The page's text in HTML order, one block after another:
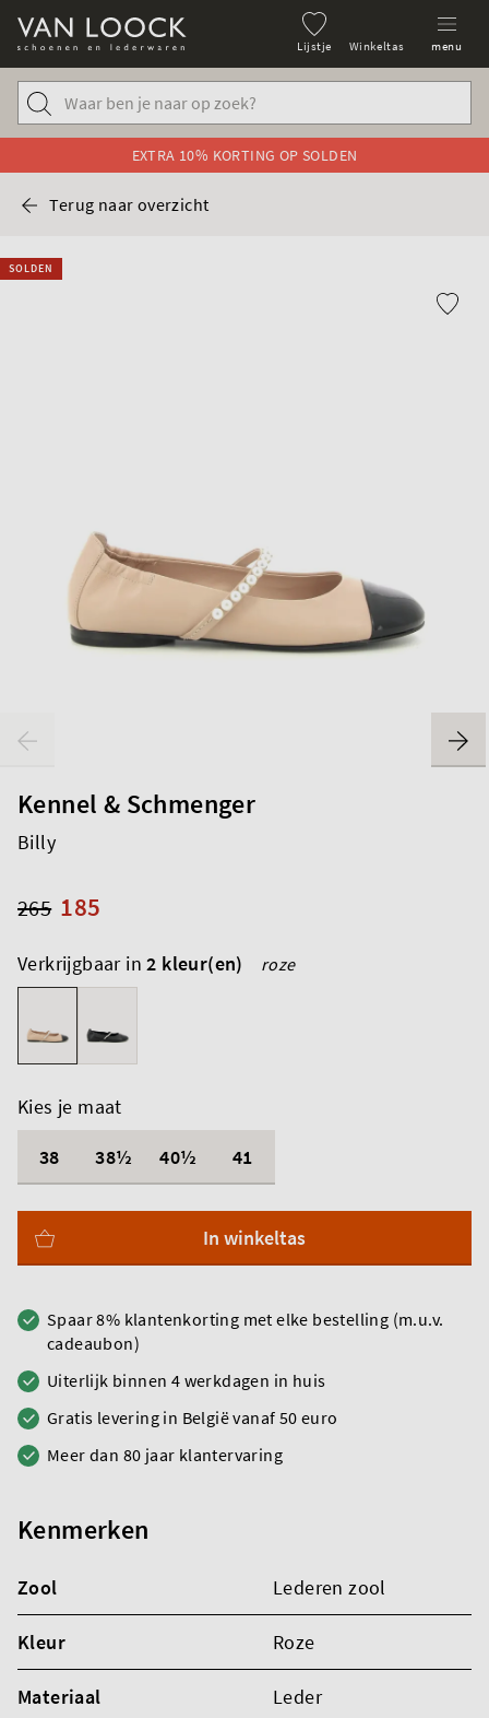
Lijstje Winkeltas menu
EXTRA 10% KORTING OP SOLDEN
Terug naar overzicht
SOLDEN
Kennel & Schmenger
Billy
185
265
Verkrijgbaar in2 kleur(en) roze
Kies je maat
38
38½ 40½ 41
In winkeltas
Spaar 8% klantenkorting met elke bestelling (m.u.v.
cadeaubon)
Uiterlijk binnen 4 werkdagen in huis
Gratis levering in België vanaf 50 euro
Meer dan 80 jaar klantervaring
Kenmerken
Zool Lederen zool
Kleur Roze
Materiaal Leder